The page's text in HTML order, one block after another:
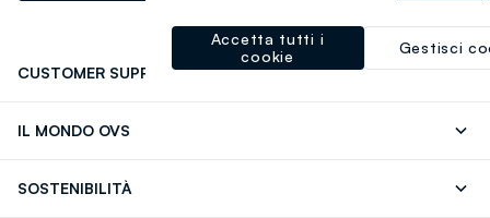
CUSTOMER SUPPORT
IL MONDO OVS
SOSTENIBILITÀ
Gestisci
Accetta tutti i
cookie